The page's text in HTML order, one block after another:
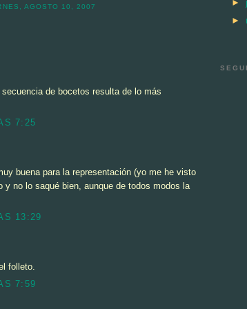
AGOSTO 10, 2007
de bocetos resulta de lo más
7:25
buena para la representación (yo me he visto
y no lo saqué bien, aunque de todos modos la
13:29
folleto.
7:59
►
►